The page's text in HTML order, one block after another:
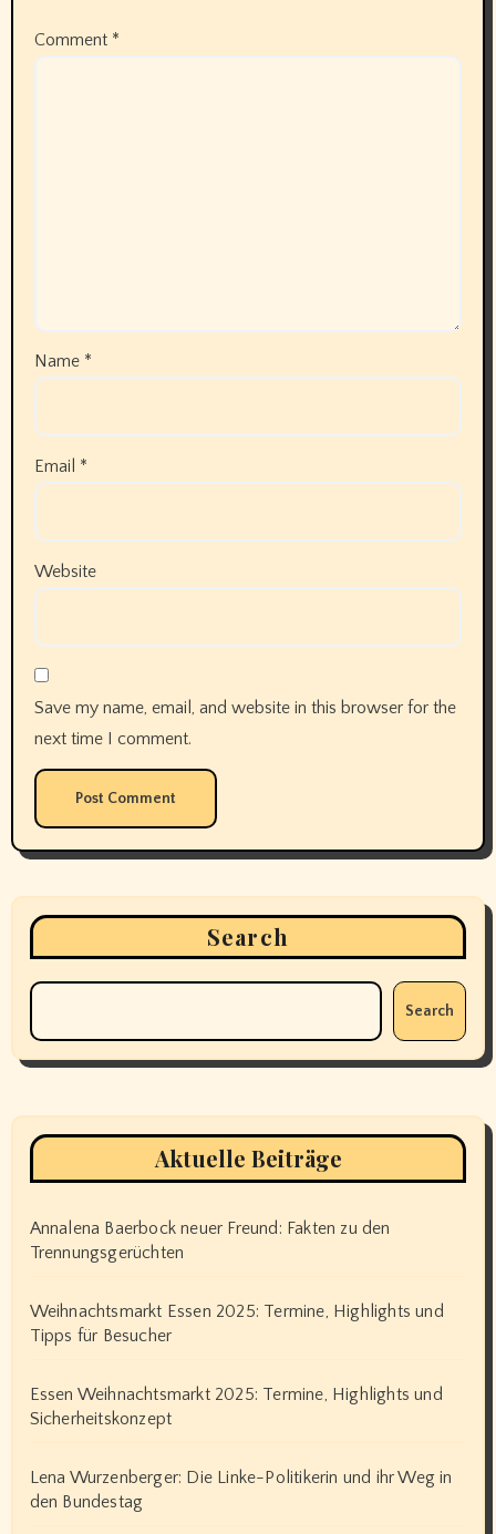
Comment *
Name *
Email *
Website
Save my name, email, and website in this browser for the
next time I comment.
Search
Search
Aktuelle Beiträge
Annalena Baerbock neuer Freund: Fakten zu den
Trennungsgerüchten
Weihnachtsmarkt Essen 2025: Termine, Highlights und
Tipps für Besucher
Essen Weihnachtsmarkt 2025: Termine, Highlights und
Sicherheitskonzept
Lena Wurzenberger: Die Linke-Politikerin und ihr Weg in
den Bundestag